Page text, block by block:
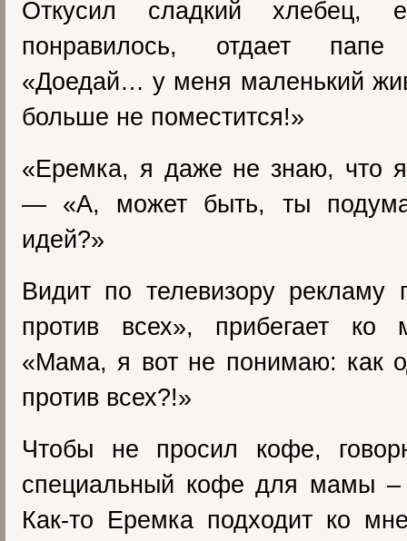
Откусил сладкий хлебец,
понравилось, отдает
«Доедай… у меня маленький
больше не поместится!»
«Еремка, я даже не знаю, что
— «А, может быть, ты
идей?»
Видит по телевизору рекламу
против всех», прибегает ко
«Мама, я вот не понимаю: как
против всех?!»
Чтобы не просил кофе,
специальный кофе для мамы –
Как-то Еремка подходит ко